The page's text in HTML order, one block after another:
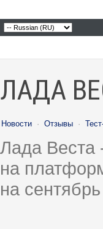
ЛАДА
Новости · Отзывы ·
Лада Веста
на
на